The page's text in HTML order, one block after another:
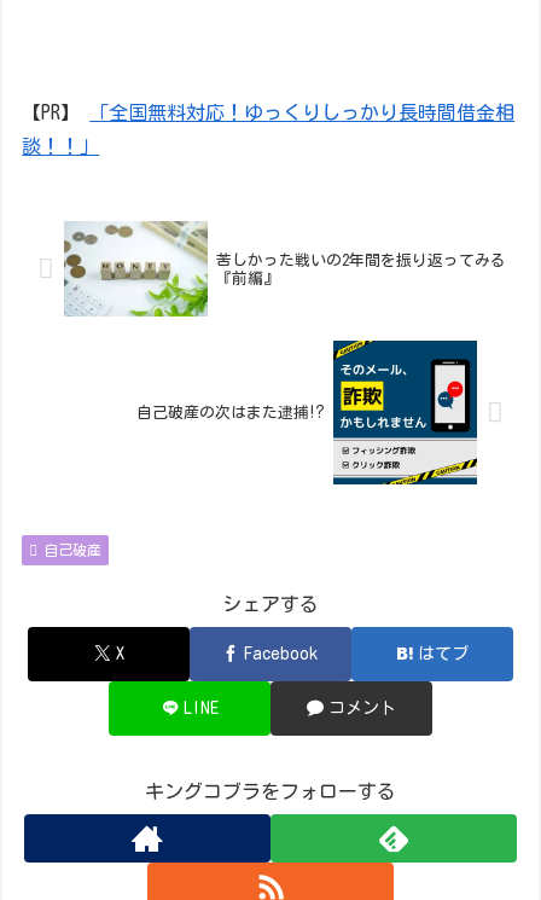
【PR】
「全国無料対応！ゆっくりしっかり長時間借金相
談！！」
苦しかった戦いの2年間を振り返ってみる
『前編』
自己破産の次はまた逮捕⁉︎
自己破産
シェアする
X Facebook はてブ
LINE コメント
キングコブラをフォローする